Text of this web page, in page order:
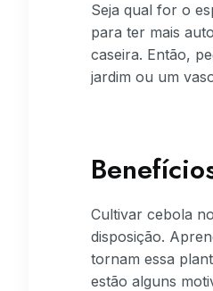
Seja qual for o
para ter mais
caseira. Então,
jardim ou um
Cultivar cebola
disposição.
tornam essa
estão alguns